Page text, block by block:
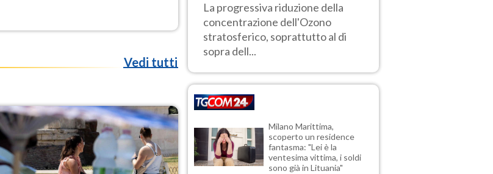
Vedi tutti
La progressiva riduzione della
concentrazione dell'Ozono
stratosferico, soprattutto al di
sopra dell...
Milano Marittima,
scoperto un residence
fantasma: "Lei è la
ventesima vittima, i soldi
sono già in Lituania"